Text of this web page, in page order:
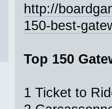
http://
150-best-
Top 150
1 Ticket to